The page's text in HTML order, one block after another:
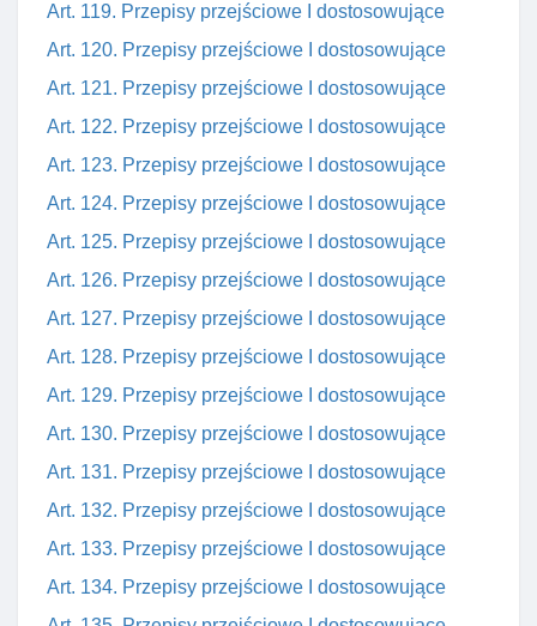
Art. 119. Przepisy przejściowe I dostosowujące
Art. 120. Przepisy przejściowe I dostosowujące
Art. 121. Przepisy przejściowe I dostosowujące
Art. 122. Przepisy przejściowe I dostosowujące
Art. 123. Przepisy przejściowe I dostosowujące
Art. 124. Przepisy przejściowe I dostosowujące
Art. 125. Przepisy przejściowe I dostosowujące
Art. 126. Przepisy przejściowe I dostosowujące
Art. 127. Przepisy przejściowe I dostosowujące
Art. 128. Przepisy przejściowe I dostosowujące
Art. 129. Przepisy przejściowe I dostosowujące
Art. 130. Przepisy przejściowe I dostosowujące
Art. 131. Przepisy przejściowe I dostosowujące
Art. 132. Przepisy przejściowe I dostosowujące
Art. 133. Przepisy przejściowe I dostosowujące
Art. 134. Przepisy przejściowe I dostosowujące